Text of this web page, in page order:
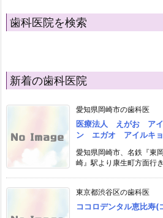
歯科医院を検索
新着の歯科医院
愛知県岡崎市の歯科医
医療法人 えがお アイ
ン エガオ アイルキョ
愛知県岡崎市、名鉄『東
崎』駅より康生町方面行
東京都渋谷区の歯科医
ココロデンタル恵比寿(